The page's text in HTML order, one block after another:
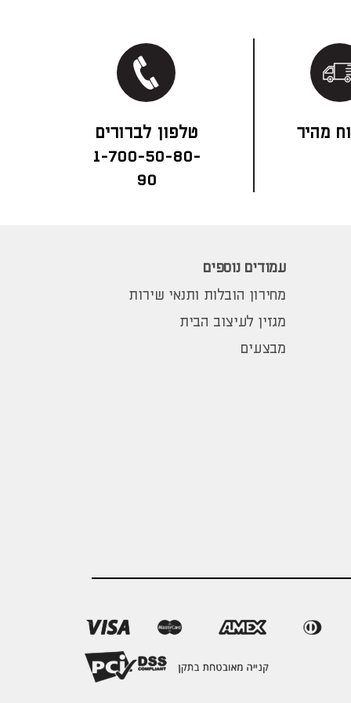
מהיר
1-700-50-80-
90
עמודים נוספים
מחירון הובלות ותנאי שירות
מגזין לעיצוב הבית
מבצעים